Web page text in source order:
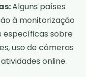
Alguns países
à monitorização
específicas sobre
uso de câmeras
online.